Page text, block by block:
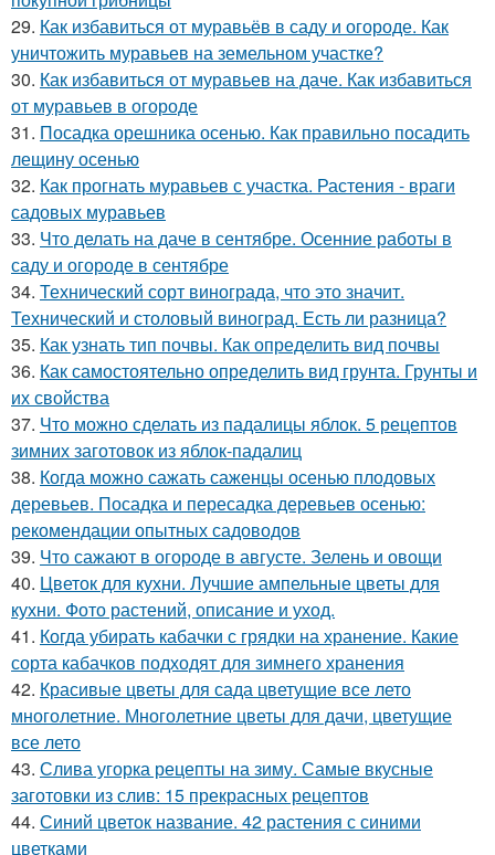
29. Как избавиться от муравьёв в саду и огороде. Как
уничтожить муравьев на земельном участке?
30. Как избавиться от муравьев на даче. Как избавиться
от муравьев в огороде
31. Посадка орешника осенью. Как правильно посадить
лещину осенью
32. Как прогнать муравьев с участка. Растения - враги
садовых муравьев
33. Что делать на даче в сентябре. Осенние работы в
саду и огороде в сентябре
34. Технический сорт винограда, что это значит.
Технический и столовый виноград. Есть ли разница?
35. Как узнать тип почвы. Как определить вид почвы
36. Как самостоятельно определить вид грунта. Грунты и
их свойства
37. Что можно сделать из падалицы яблок. 5 рецептов
зимних заготовок из яблок-падалиц
38. Когда можно сажать саженцы осенью плодовых
деревьев. Посадка и пересадка деревьев осенью:
рекомендации опытных садоводов
39. Что сажают в огороде в августе. Зелень и овощи
40. Цветок для кухни. Лучшие ампельные цветы для
кухни. Фото растений, описание и уход.
41. Когда убирать кабачки с грядки на хранение. Какие
сорта кабачков подходят для зимнего хранения
42. Красивые цветы для сада цветущие все лето
многолетние. Многолетние цветы для дачи, цветущие
все лето
43. Слива угорка рецепты на зиму. Самые вкусные
заготовки из слив: 15 прекрасных рецептов
44. Синий цветок название. 42 растения с синими
цветками